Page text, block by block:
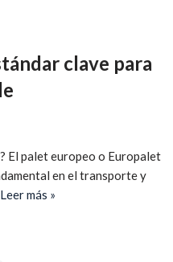
clave para
El palet europeo o Europalet
en el transporte y
Leer más »